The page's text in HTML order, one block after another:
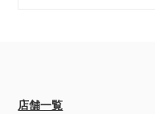
店舗一覧